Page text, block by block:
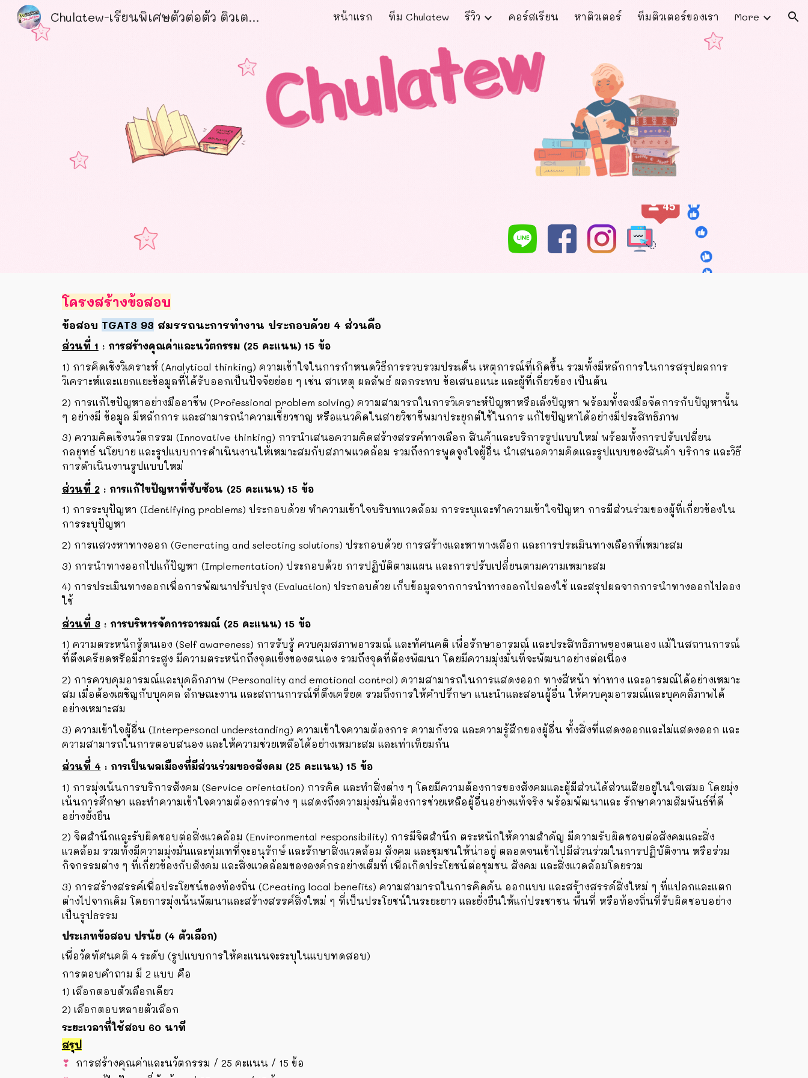
Skip to main content Skip to navigation
Chulatew-เรียนพิเศษตัวต่อตัว ติวเตอร์คุณภาพ ได้รับความไว้วางใจ อันดับ1 หน้าแรก ทีม Chulatew รีวิว คอร์สเรียน หาติวเตอร์ ทีมติวเตอร์ของเรา More
โครงสร้างข้อสอบ
ข้อสอบ TGAT3 93 สมรรถนะการทำงาน ประกอบด้วย 4 ส่วนคือ
ส่วนที่ 1 : การสร้างคุณค่าและนวัตกรรม (25 คะแนน) 15ข้อ
1) การคิดเชิงวิเคราะห์ (Analytical thinking) ความเข้าใจในการกำหนดวิธีการรวบรวมประเด็น เหตุการณ์ที่เกิดขึ้น รวมทั้งมีหลักการในการสรุปผลการ
วิเคราะห์และแยกแยะข้อมูลที่ได้รับออกเป็นปัจจัยย่อย ๆ เช่น สาเหตุ ผลลัพธ์ ผลกระทบ ข้อเสนอแนะ และผู้ที่เกี่ยวข้อง เป็นต้น
2) การแก้ไขปัญหาอย่างมืออาชีพ (Professional problem solving) ความสามารถในการวิเคราะห์ปัญหาหรือเล็งปัญหา พร้อมทั้งลงมือจัดการกับปัญหานั้น
ๆ อย่างมี ข้อมูล มีหลักการ และสามารถนำความเชี่ยวชาญ หรือแนวคิดในสายวิชาชีพมาประยุกต์ใช้ในการ แก้ไขปัญหาได้อย่างมีประสิทธิภาพ
3) ความคิดเชิงนวัตกรรม (Innovative thinking) การนำเสนอความคิดสร้างสรรค์ทางเลือก สินค้าและบริการรูปแบบใหม่ พร้อมทั้งการปรับเปลี่ยน
กลยุทธ์ นโยบาย และรูปแบบการดำเนินงานให้เหมาะสมกับสภาพแวดล้อม รวมถึงการพูดจูงใจผู้อื่น นำเสนอความคิดและรูปแบบของสินค้า บริการ และวิธี
การดำเนินงานรูปแบบใหม่
ส่วนที่ 2: การแก้ไขปัญหาที่ซับซ้อน (25 คะแนน) 15ข้อ
1) การระบุปัญหา (Identifying problems) ประกอบด้วย ทำความเข้าใจบริบทแวดล้อม การระบุและทำความเข้าใจปัญหา การมีส่วนร่วมของผู้ที่เกี่ยวข้องใน
การระบุปัญหา
2) การแสวงหาทางออก (Generating and selecting solutions) ประกอบด้วย การสร้างและหาทางเลือก และการประเมินทางเลือกที่เหมาะสม
3) การนำทางออกไปแก้ปัญหา (Implementation) ประกอบด้วย การปฏิบัติตามแผน และการปรับเปลี่ยนตามความเหมาะสม
4) การประเมินทางออกเพื่อการพัฒนาปรับปรุง (Evaluation) ประกอบด้วย เก็บข้อมูลจากการนำทางออกไปลองใช้ และสรุปผลจากการนำทางออกไปลอง
ใช้
ส่วนที่ 3: การบริหารจัดการอารมณ์ (25 คะแนน) 15 ข้อ
1) ความตระหนักรู้ตนเอง (Self awareness) การรับรู้ ควบคุมสภาพอารมณ์ และทัศนคติ เพื่อรักษาอารมณ์ และประสิทธิภาพของตนเอง แม้ในสถานการณ์
ที่ตึงเครียดหรือมีภาระสูง มีความตระหนักถึงจุดแข็งของตนเอง รวมถึงจุดที่ต้องพัฒนา โดยมีความมุ่งมั่นที่จะพัฒนาอย่างต่อเนื่อง
2) การควบคุมอารมณ์และบุคลิกภาพ (Personality and emotional control) ความสามารถในการแสดงออก ทางสีหน้า ท่าทาง และอารมณ์ได้อย่างเหมาะ
สม เมื่อต้องเผชิญกับบุคคล ลักษณะงาน และสถานการณ์ที่ตึงเครียด รวมถึงการให้คำปรึกษา แนะนำและสอนผู้อื่น ให้ควบคุมอารมณ์และบุคคลิภาพได้
อย่างเหมาะสม
3) ความเข้าใจผู้อื่น (Interpersonal understanding) ความเข้าใจความต้องการ ความกังวล และความรู้สึกของผู้อื่น ทั้งสิ่งที่แสดงออกและไม่แสดงออก และ
ความสามารถในการตอบสนอง และให้ความช่วยเหลือได้อย่างเหมาะสม และเท่าเทียมกัน
ส่วนที่ 4 : การเป็นพลเมืองที่มีส่วนร่วมของสังคม (25 คะแนน) 15 ข้อ
1) การมุ่งเน้นการบริการสังคม (Service orientation) การคิด และทำสิ่งต่าง ๆ โดยมีความต้องการของสังคมและผู้มีส่วนได้ส่วนเสียอยู่ในใจเสมอ โดยมุ่ง
เน้นการศึกษา และทำความเข้าใจความต้องการต่าง ๆ แสดงถึงความมุ่งมั่นต้องการช่วยเหลือผู้อื่นอย่างแท้จริง พร้อมพัฒนาและ รักษาความสัมพันธ์ที่ดี
อย่างยั่งยืน
2) จิตสำนึกและรับผิดชอบต่อสิ่งแวดล้อม (Environmental responsibility) การมีจิตสำนึก ตระหนักให้ความสำคัญ มีความรับผิดชอบต่อสังคมและสิ่ง
แวดล้อม รวมทั้งมีความมุ่งมั่นและทุ่มเทที่จะอนุรักษ์ และรักษาสิ่งแวดล้อม สังคม และชุมชนให้น่าอยู่ ตลอดจนเข้าไปมีส่วนร่วมในการปฏิบัติงาน หรือร่วม
กิจกรรมต่าง ๆ ที่เกี่ยวข้องกับสังคม และสิ่งแวดล้อมขององค์กรอย่างเต็มที่ เพื่อเกิดประโยชน์ต่อชุมชน สังคม และสิ่งแวดล้อมโดยรวม
3) การสร้างสรรค์เพื่อประโยชน์ของท้องถิ่น (Creating local benefits) ความสามารถในการคิดค้น ออกแบบ และสร้างสรรค์สิ่งใหม่ ๆ ที่แปลกและแตก
ต่างไปจากเดิม โดยการมุ่งเน้นพัฒนาและสร้างสรรค์สิ่งใหม่ ๆ ที่เป็นประโยชน์ในระยะยาว และยั่งยืนให้แก่ประชาชน พื้นที่ หรือท้องถิ่นที่รับผิดชอบอย่าง
เป็นรูปธรรม
ประเภทข้อสอบ ปรนัย (4 ตัวเลือก)
เพื่อวัดทัศนคติ 4 ระดับ (รูปแบบการให้คะแนนจะระบุในแบบทดสอบ)
การตอบคำถาม มี 2 แบบ คือ
1) เลือกตอบตัวเลือกเดียว
2) เลือกตอบหลายตัวเลือก
ระยะเวลาที่ใช้สอบ 60 นาที
สรุป
❣
การสร้างคุณค่าและนวัตกรรม / 25 คะแนน / 15 ข้อ